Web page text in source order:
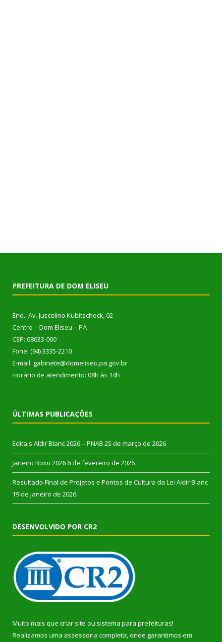
PREFEITURA DE DOM ELISEU
End.: Av. Juscelino Kubitscheck, 02
Centro – Dom Eliseu – PA
CEP: 68633-000
Fone: (94) 3335-2210
E-mail: gabinete@domeliseu.pa.gov.br
Horário de atendimento: 08h às 14h
ÚLTIMAS PUBLICAÇÕES
Editais Aldir Blanc 2026 – PNAB 25 de março de 2026
Janeiro Roxo 2026 6 de fevereiro de 2026
Resultado Final de Projetos e Pontos de Cultura da Lei Aldir Blanc
19 de janeiro de 2026
DESENVOLVIDO POR CR2
Muito mais que criar site ou sistema para prefeituras!
Realizamos uma assessoria completa, onde garantimos em